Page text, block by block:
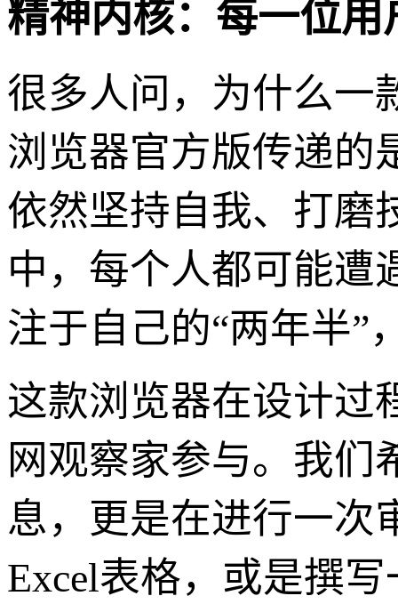
精神内核：每一位
很多人问，为什么一
浏览器官方版传递
依然坚持自我、打磨
中，每个人都可能遭
注于自己的“两年半”
这款浏览器在设计过
网观察家参与。我们
息，更是在进行一次
Excel表格，或是撰